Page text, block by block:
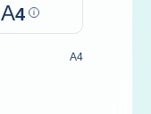
A4 Help
A4